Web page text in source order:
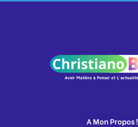
A Mon Propos !